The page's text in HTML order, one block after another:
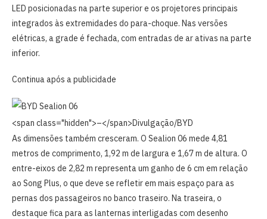
LED posicionadas na parte superior e os projetores principais
integrados às extremidades do para-choque. Nas versões
elétricas, a grade é fechada, com entradas de ar ativas na parte
inferior.
Continua após a publicidade
<span class="hidden">–</span>Divulgação/BYD
As dimensões também cresceram. O Sealion 06 mede 4,81
metros de comprimento, 1,92 m de largura e 1,67 m de altura. O
entre-eixos de 2,82 m representa um ganho de 6 cm em relação
ao Song Plus, o que deve se refletir em mais espaço para as
pernas dos passageiros no banco traseiro. Na traseira, o
destaque fica para as lanternas interligadas com desenho